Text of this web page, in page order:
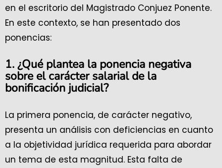
en el escritorio del Magistrado Conjuez Ponente.
En este contexto, se han presentado dos
ponencias:
1. ¿Qué plantea la ponencia negativa
sobre el carácter salarial de la
bonificación judicial?
La primera ponencia, de carácter negativo,
presenta un análisis con deficiencias en cuanto
a la objetividad jurídica requerida para abordar
un tema de esta magnitud. Esta falta de